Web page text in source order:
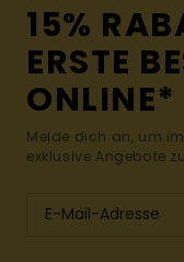
15%
ERSTE
ONLINE*
Melde dich an, um
exklusive Angebote